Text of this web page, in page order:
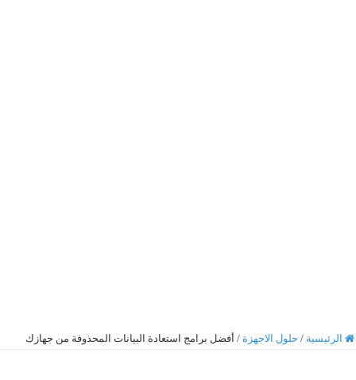
الرئيسية / حلول الاجهزة / أفضل برامج استعادة البيانات المحذوفة من جهازك